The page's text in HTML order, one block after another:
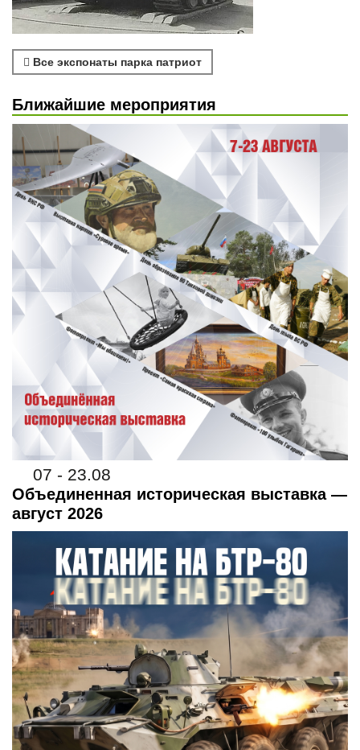
Все экспонаты парка патриот
Ближайшие мероприятия
07 - 23.08
Объединенная историческая выставка —
август 2026